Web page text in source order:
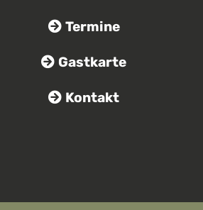
Termine
Gastkarte
Kontakt